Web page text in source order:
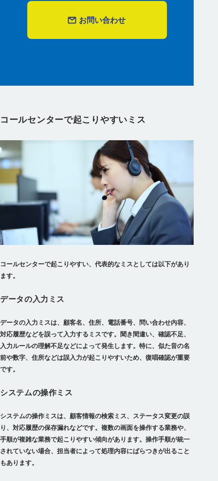
お問い合わせ
コールセンターで起こりやすいミス
コールセンターで起こりやすい、代表的なミスとしては以下があり
ます。
データの入力ミス
データの入力ミスは、顧客名、住所、電話番号、問い合わせ内容、
対応履歴などを誤って入力するミスです。聞き間違い、確認不足、
入力ルールの理解不足などによって発生します。特に、似た音の名
前や数字、住所などは誤入力が起こりやすいため、復唱確認が重要
です。
システムの操作ミス
システムの操作ミスは、顧客情報の検索ミス、ステータス変更の誤
り、対応履歴の保存漏れなどです。複数の画面を操作する業務や、
手順が複雑な業務で起こりやすい傾向があります。操作手順が統一
されていない場合、担当者によって処理内容にばらつきが出ること
もあります。